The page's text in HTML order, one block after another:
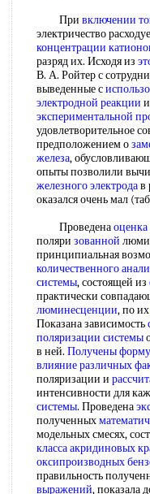
При включении
электричество
концентрации
разряд их. Исходя из
В. А. Ройтер с
выведенные с
электродной реакции
экспериментальной
удовлетворительное
предположением о
железа,
опыты позволили
железного электродав
оказался очень мал
Проведенаоценка
поляри зованной
принципиальная
количественного
системы, состоящей из
практически
люминесценции, по их
Показана зависимость
поляризации системы
в ней. Получены
влияние различных
поляризации и
интенсивности для
системы. Проведена
полученных
модельных смесях,
классаакридиновых
оксипроизводных
правильность
выражений, показала